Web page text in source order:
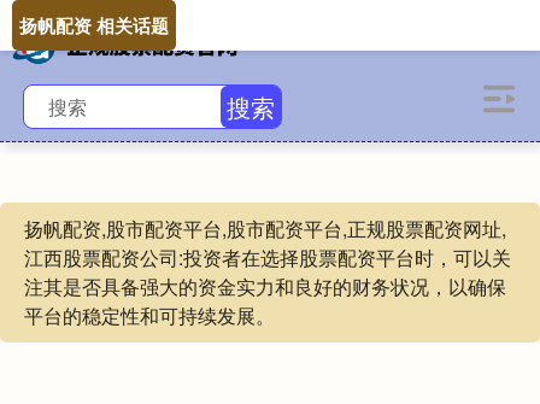
搜索
扬帆配资,股市配资平台,股市配资平台,正规股票配资网址,
江西股票配资公司:投资者在选择股票配资平台时，可以关
注其是否具备强大的资金实力和良好的财务状况，以确保
平台的稳定性和可持续发展。
扬帆配资 相关话题